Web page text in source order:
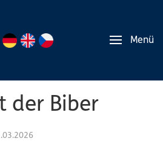
Menü
der Biber